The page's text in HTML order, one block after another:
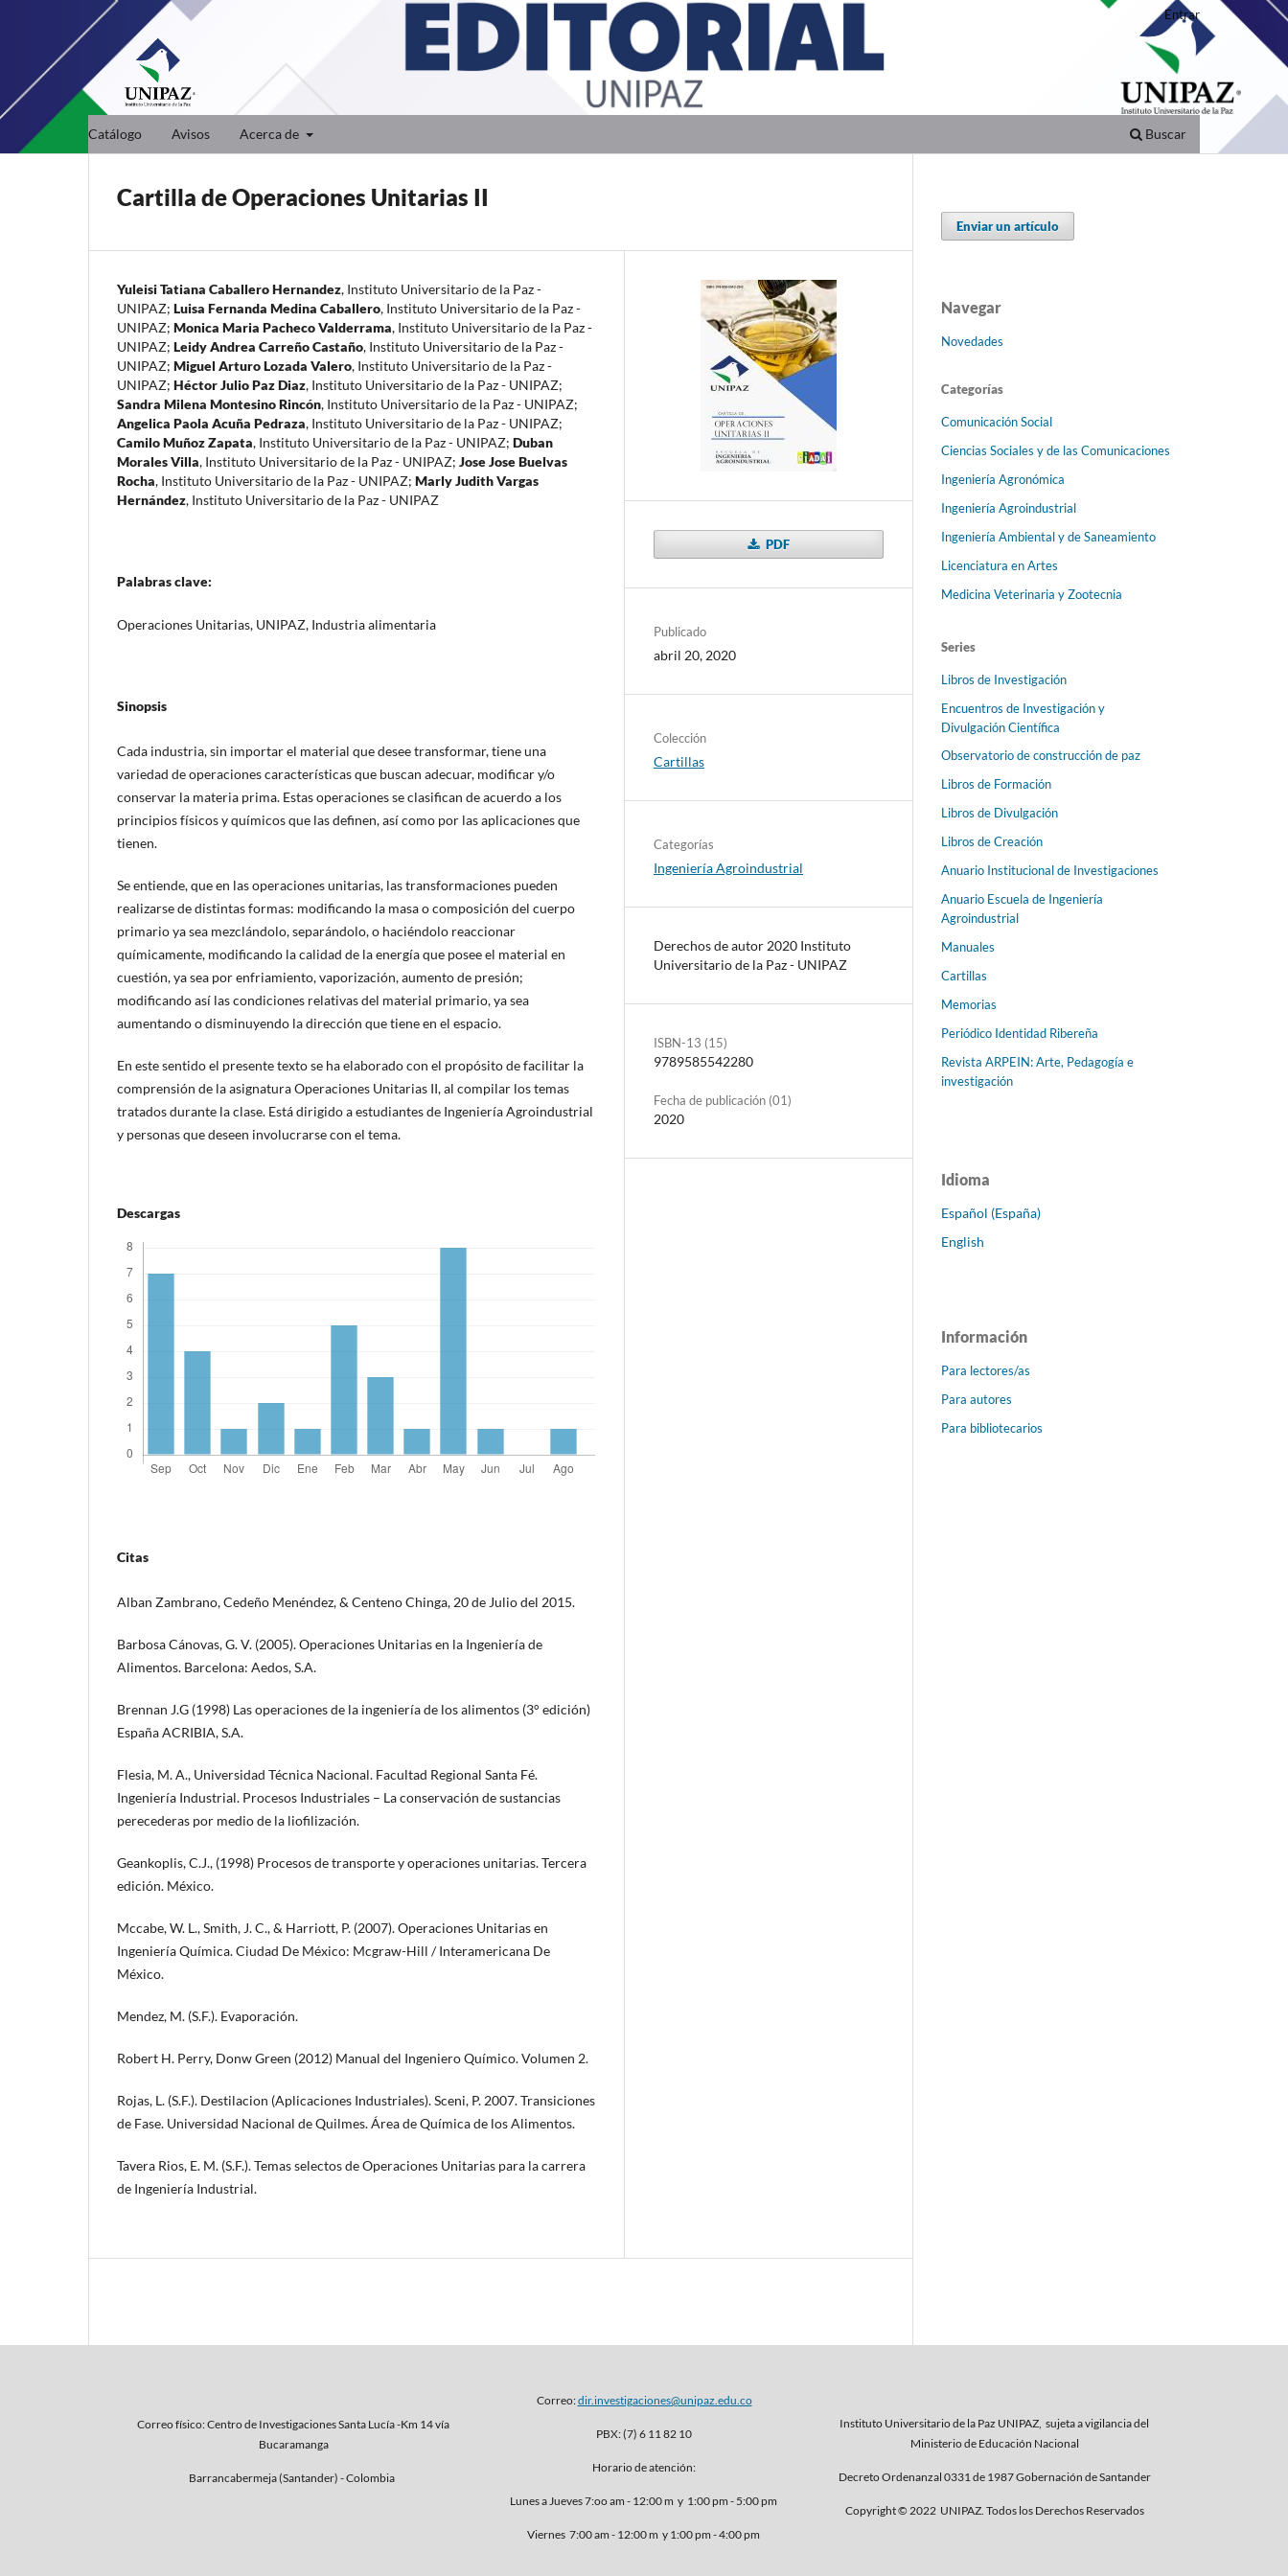
Catálogo Avisos Acerca de Buscar
Entrar
Cartilla de Operaciones Unitarias II
Yuleisi Tatiana Caballero Hernandez, Instituto Universitario de la Paz -
UNIPAZ; Luisa Fernanda Medina Caballero, Instituto Universitario de la Paz -
UNIPAZ; Monica Maria Pacheco Valderrama, Instituto Universitario de la Paz -
UNIPAZ; Leidy Andrea Carreño Castaño, Instituto Universitario de la Paz -
UNIPAZ; Miguel Arturo Lozada Valero, Instituto Universitario de la Paz -
UNIPAZ; Héctor Julio Paz Diaz, Instituto Universitario de la Paz - UNIPAZ;
Sandra Milena Montesino Rincón, Instituto Universitario de la Paz - UNIPAZ;
Angelica Paola Acuña Pedraza, Instituto Universitario de la Paz - UNIPAZ;
Camilo Muñoz Zapata, Instituto Universitario de la Paz - UNIPAZ; Duban
Morales Villa, Instituto Universitario de la Paz - UNIPAZ; Jose Jose Buelvas
Rocha, Instituto Universitario de la Paz - UNIPAZ; Marly Judith Vargas
Hernández, Instituto Universitario de la Paz - UNIPAZ
Palabras clave:
Operaciones Unitarias, UNIPAZ, Industria alimentaria
Sinopsis
Cada industria, sin importar el material que desee transformar, tiene una
variedad de operaciones características que buscan adecuar, modificar y/o
conservar la materia prima. Estas operaciones se clasifican de acuerdo a los
principios físicos y químicos que las definen, así como por las aplicaciones que
tienen.
Se entiende, que en las operaciones unitarias, las transformaciones pueden
realizarse de distintas formas: modificando la masa o composición del cuerpo
primario ya sea mezclándolo, separándolo, o haciéndolo reaccionar
químicamente, modificando la calidad de la energía que posee el material en
cuestión, ya sea por enfriamiento, vaporización, aumento de presión;
modificando así las condiciones relativas del material primario, ya sea
aumentando o disminuyendo la dirección que tiene en el espacio.
En este sentido el presente texto se ha elaborado con el propósito de facilitar la
comprensión de la asignatura Operaciones Unitarias II, al compilar los temas
tratados durante la clase. Está dirigido a estudiantes de Ingeniería Agroindustrial
y personas que deseen involucrarse con el tema.
Descargas
Citas
Alban Zambrano, Cedeño Menéndez, & Centeno Chinga, 20 de Julio del 2015.
Barbosa Cánovas, G. V. (2005). Operaciones Unitarias en la Ingeniería de
Alimentos. Barcelona: Aedos, S.A.
Brennan J.G (1998) Las operaciones de la ingeniería de los alimentos (3° edición)
España ACRIBIA, S.A.
Flesia, M. A., Universidad Técnica Nacional. Facultad Regional Santa Fé.
Ingeniería Industrial. Procesos Industriales – La conservación de sustancias
perecederas por medio de la liofilización.
Geankoplis, C.J., (1998) Procesos de transporte y operaciones unitarias. Tercera
edición. México.
Mccabe, W. L., Smith, J. C., & Harriott, P. (2007). Operaciones Unitarias en
Ingeniería Química. Ciudad De México: Mcgraw-Hill / Interamericana De
México.
Mendez, M. (S.F.). Evaporación.
Robert H. Perry, Donw Green (2012) Manual del Ingeniero Químico. Volumen 2.
Rojas, L. (S.F.). Destilacion (Aplicaciones Industriales). Sceni, P. 2007. Transiciones
de Fase. Universidad Nacional de Quilmes. Área de Química de los Alimentos.
Tavera Rios, E. M. (S.F.). Temas selectos de Operaciones Unitarias para la carrera
de Ingeniería Industrial.
PDF
Publicado
abril 20, 2020
Colección
Cartillas
Categorías
Ingeniería Agroindustrial
Derechos de autor 2020 Instituto
Universitario de la Paz - UNIPAZ
ISBN-13 (15)
9789585542280
Fecha de publicación (01)
2020
Enviar un artículo
Navegar
Novedades
Categorías
Comunicación Social
Ciencias Sociales y de las Comunicaciones
Ingeniería Agronómica
Ingeniería Agroindustrial
Ingeniería Ambiental y de Saneamiento
Licenciatura en Artes
Medicina Veterinaria y Zootecnia
Series
Libros de Investigación
Encuentros de Investigación y
Divulgación Científica
Observatorio de construcción de paz
Libros de Formación
Libros de Divulgación
Libros de Creación
Anuario Institucional de Investigaciones
Anuario Escuela de Ingeniería
Agroindustrial
Manuales
Cartillas
Memorias
Periódico Identidad Ribereña
Revista ARPEIN: Arte, Pedagogía e
investigación
Idioma
Español (España)
English
Información
Para lectores/as
Para autores
Para bibliotecarios
Correo físico: Centro de Investigaciones Santa Lucía -Km 14 vía
Bucaramanga
Barrancabermeja (Santander) - Colombia
Correo:dir.investigaciones@unipaz.edu.co
PBX: (7) 6 11 82 10
Horario de atención:
Lunes a Jueves 7:oo am - 12:00 m y 1:00 pm - 5:00 pm
Viernes 7:00 am - 12:00 m y 1:00 pm - 4:00 pm
Instituto Universitario de la Paz UNIPAZ, sujeta a vigilancia del
Ministerio de Educación Nacional
Decreto Ordenanzal 0331 de 1987 Gobernación de Santander
Copyright © 2022 UNIPAZ. Todos los Derechos Reservados